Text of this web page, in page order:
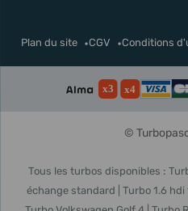
Plan du site CGV Conditions
©
Tous les turbos disponibles :
échange standard
Turbo 1.6 hdi